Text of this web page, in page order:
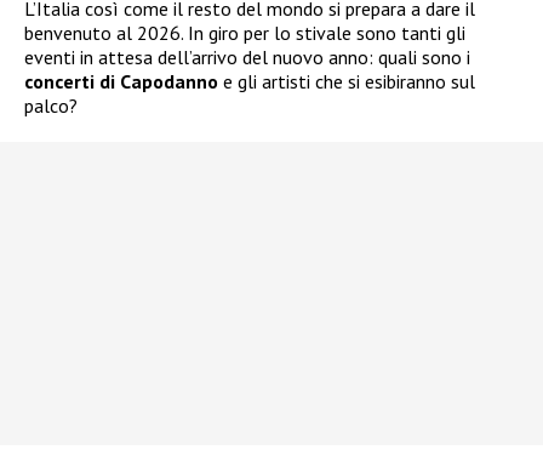
L’Italia così come il resto del mondo si prepara a dare il
benvenuto al 2026. In giro per lo stivale sono tanti gli
eventi in attesa dell’arrivo del nuovo anno: quali sono i
concerti di Capodanno e gli artisti che si esibiranno sul
palco?